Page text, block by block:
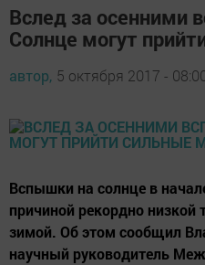
Вслед за осенними
Солнце могут
автор, 5 октября 2017 -
Вспышки на солнце в
причиной рекордно
зимой. Об этом сообщил
научный руководитель